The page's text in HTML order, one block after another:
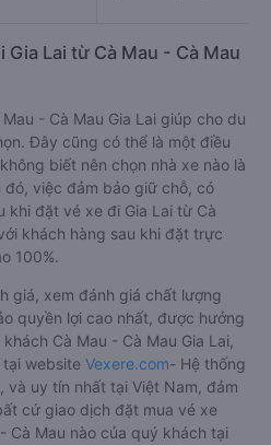
Lai từ Cà Mau - Cà Mau
- Cà Mau Gia Lai giúp cho du
Đây cũng có thể là một điều
biết nên chọn nhà xe nào là
đó, việc đảm bảo giữ chỗ, có
khi đặt vé xe đi Gia Lai từ Cà
khách hàng sau khi đặt trực
100%.
giá, xem đánh giá chất lượng
quyền lợi cao nhất, được hưởng
Cà Mau - Cà Mau Gia Lai,
website Vexere.com- Hệ thống
uy tín nhất tại Việt Nam, đảm
cứ giao dịch đặt mua vé xe
Cà Mau nào của quý khách tại